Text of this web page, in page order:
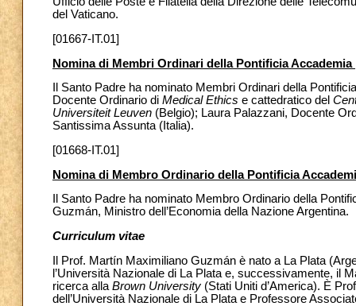
del Vaticano.
[01667-IT.01]
Nomina di Membri Ordinari della Pontificia Accademia
Il Santo Padre ha nominato Membri Ordinari della
Docente Ordinario di Medical Ethics e cattedratico del
Universiteit Leuven (Belgio); Laura Palazzani, Docente
Santissima Assunta (Italia).
[01668-IT.01]
Nomina di Membro Ordinario della Pontificia
Il Santo Padre ha nominato Membro Ordinario della
Guzmán, Ministro dell’Economia della Nazione Argentina.
Curriculum vitae
Il Prof. Martín Maximiliano Guzmán è nato a La Plata
l’Università Nazionale di La Plata e, successivamente, il
ricerca alla Brown University (Stati Uniti d’America). È
dell’Università Nazionale di La Plata e Professore